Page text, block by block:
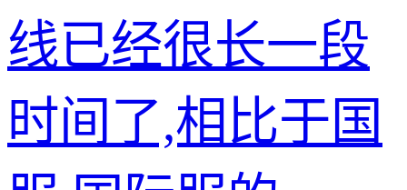
线已经很长一段
时间了,相比于国